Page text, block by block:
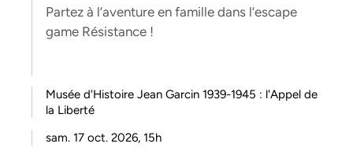
Partez à l’aventure en famille dans l’escape
game Résistance !
Musée d'Histoire Jean Garcin 1939-1945 : l'Appel de
la Liberté
sam. 17 oct. 2026, 15h